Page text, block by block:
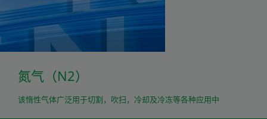
氮气（N2）
该惰性气体广泛用于切割，吹扫，冷却及冷冻等各种应用中